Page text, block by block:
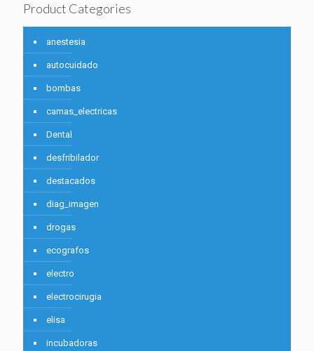
Product Categories
anestesia
autocuidado
bombas
camas_electricas
Dental
desfribilador
destacados
diag_imagen
drogas
ecografos
electro
electrocirugia
elisa
incubadoras